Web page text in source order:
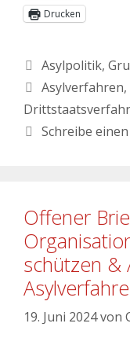
Drucken
Asylpolitik,
Asylverfahren,
Schreibe
Offener
schützen &
19. Juni 2024von